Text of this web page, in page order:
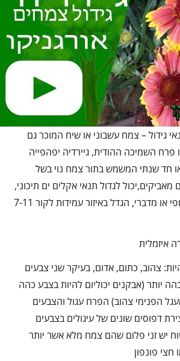
גידול – צמח עשבוני או שיח המוכר גם
השמיכה ההודית, גיירדיה יפהפייה
חד שנתי המשמש בתור צמח נוי בשל
לגדול תנאי אקלים ים תיכוני,
סובטרופי, ממוזג, טרופי או מדברי, הגדל באיזור עמידות לקור 7-11
איזמלית
צהוב, כתום, אדום, בעיקר שני צבעים
יותר (אבקנים יכוליום להיות בצבע כהה
הפנימי צהוב) הפרח עגול והצבעים
דפוסים שונים של עיגולים בצבעים
יש זני פלום שהם צמח מלא אשר יותר
חצי פונפון